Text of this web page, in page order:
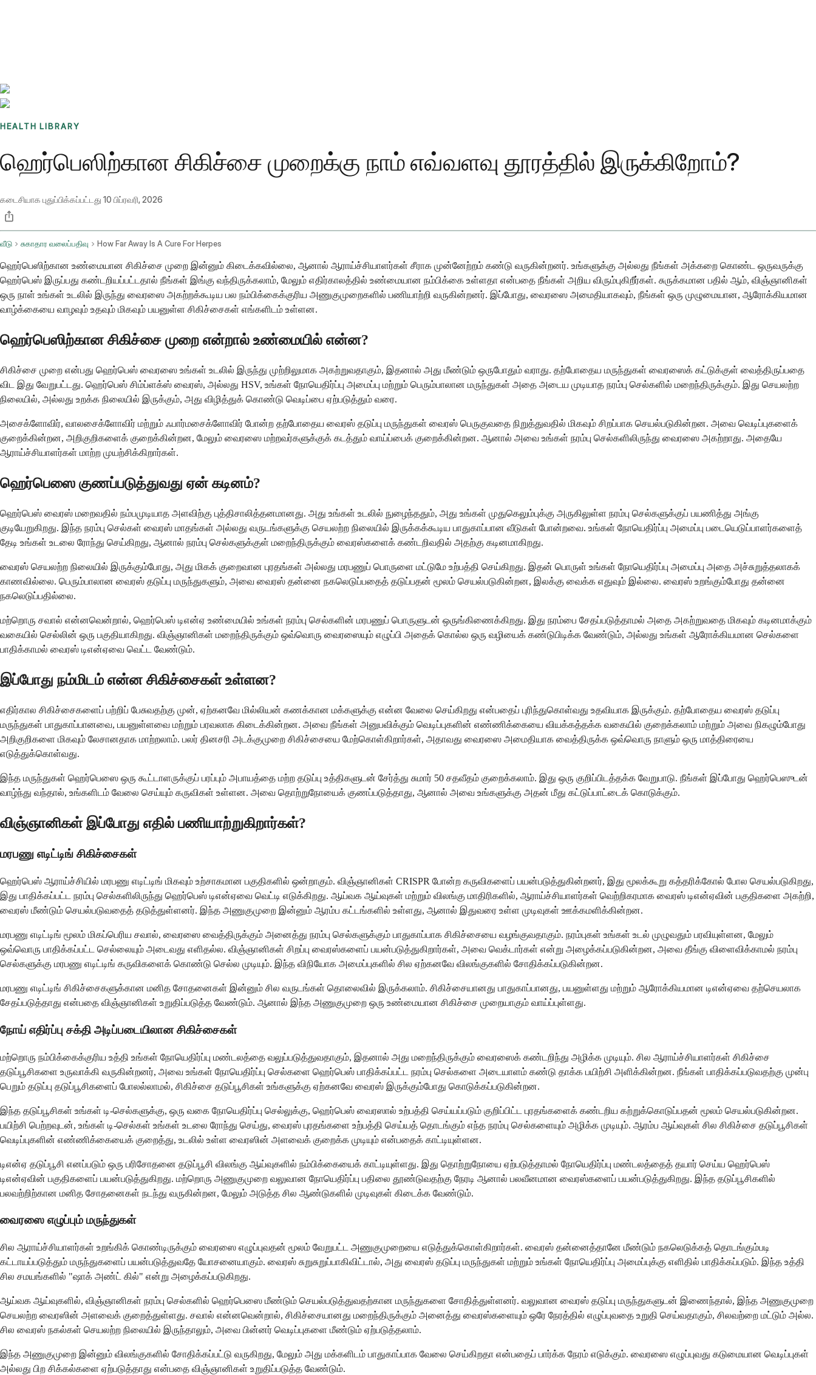
HEALTH LIBRARY
ஹெர்பெஸிற்கான சிகிச்சை முறைக்கு நாம் எவ்வளவு தூரத்தில் இருக்கிறோம்?
கடைசியாக புதுப்பிக்கப்பட்டது 10 பிப்ரவரி, 2026
வீடு சுகாதார வலைப்பதிவு How Far Away Is A Cure For Herpes
ஹெர்பெஸிற்கான உண்மையான சிகிச்சை முறை இன்னும் கிடைக்கவில்லை, ஆனால் ஆராய்ச்சியாளர்கள் சீராக முன்னேற்றம் கண்டு வருகின்றனர். உங்களுக்கு அல்லது நீங்கள் அக்கறை கொண்ட ஒருவருக்கு
ஹெர்பெஸ் இருப்பது கண்டறியப்பட்டதால் நீங்கள் இங்கு வந்திருக்கலாம், மேலும் எதிர்காலத்தில் உண்மையான நம்பிக்கை உள்ளதா என்பதை நீங்கள் அறிய விரும்புகிறீர்கள். சுருக்கமான பதில் ஆம், விஞ்ஞானிகள்
ஒரு நாள் உங்கள் உடலில் இருந்து வைரஸை அகற்றக்கூடிய பல நம்பிக்கைக்குரிய அணுகுமுறைகளில் பணியாற்றி வருகின்றனர். இப்போது, ​​வைரஸை அமைதியாகவும், நீங்கள் ஒரு முழுமையான, ஆரோக்கியமான
வாழ்க்கையை வாழவும் உதவும் மிகவும் பயனுள்ள சிகிச்சைகள் எங்களிடம் உள்ளன.
ஹெர்பெஸிற்கான சிகிச்சை முறை என்றால் உண்மையில் என்ன?
சிகிச்சை முறை என்பது ஹெர்பெஸ் வைரஸை உங்கள் உடலில் இருந்து முற்றிலுமாக அகற்றுவதாகும், இதனால் அது மீண்டும் ஒருபோதும் வராது. தற்போதைய மருந்துகள் வைரஸைக் கட்டுக்குள் வைத்திருப்பதை
விட இது வேறுபட்டது. ஹெர்பெஸ் சிம்ப்ளக்ஸ் வைரஸ், அல்லது HSV, உங்கள் நோயெதிர்ப்பு அமைப்பு மற்றும் பெரும்பாலான மருந்துகள் அதை அடைய முடியாத நரம்பு செல்களில் மறைந்திருக்கும். இது செயலற்ற
நிலையில், அல்லது உறக்க நிலையில் இருக்கும், அது விழித்துக் கொண்டு வெடிப்பை ஏற்படுத்தும் வரை.
அசைக்ளோவிர், வாலசைக்ளோவிர் மற்றும் ஃபார்மசைக்ளோவிர் போன்ற தற்போதைய வைரஸ் தடுப்பு மருந்துகள் வைரஸ் பெருகுவதை நிறுத்துவதில் மிகவும் சிறப்பாக செயல்படுகின்றன. அவை வெடிப்புகளைக்
குறைக்கின்றன, அறிகுறிகளைக் குறைக்கின்றன, மேலும் வைரஸை மற்றவர்களுக்குக் கடத்தும் வாய்ப்பைக் குறைக்கின்றன. ஆனால் அவை உங்கள் நரம்பு செல்களிலிருந்து வைரஸை அகற்றாது. அதையே
ஆராய்ச்சியாளர்கள் மாற்ற முயற்சிக்கிறார்கள்.
ஹெர்பெஸை குணப்படுத்துவது ஏன் கடினம்?
ஹெர்பெஸ் வைரஸ் மறைவதில் நம்பமுடியாத அளவிற்கு புத்திசாலித்தனமானது. அது உங்கள் உடலில் நுழைந்ததும், அது உங்கள் முதுகெலும்புக்கு அருகிலுள்ள நரம்பு செல்களுக்குப் பயணித்து அங்கு
குடியேறுகிறது. இந்த நரம்பு செல்கள் வைரஸ் மாதங்கள் அல்லது வருடங்களுக்கு செயலற்ற நிலையில் இருக்கக்கூடிய பாதுகாப்பான வீடுகள் போன்றவை. உங்கள் நோயெதிர்ப்பு அமைப்பு படையெடுப்பாளர்களைத்
தேடி உங்கள் உடலை ரோந்து செய்கிறது, ஆனால் நரம்பு செல்களுக்குள் மறைந்திருக்கும் வைரஸ்களைக் கண்டறிவதில் அதற்கு கடினமாகிறது.
வைரஸ் செயலற்ற நிலையில் இருக்கும்போது, ​​அது மிகக் குறைவான புரதங்கள் அல்லது மரபணுப் பொருளை மட்டுமே உற்பத்தி செய்கிறது. இதன் பொருள் உங்கள் நோயெதிர்ப்பு அமைப்பு அதை அச்சுறுத்தலாகக்
காணவில்லை. பெரும்பாலான வைரஸ் தடுப்பு மருந்துகளும், அவை வைரஸ் தன்னை நகலெடுப்பதைத் தடுப்பதன் மூலம் செயல்படுகின்றன, இலக்கு வைக்க எதுவும் இல்லை. வைரஸ் உறங்கும்போது தன்னை
நகலெடுப்பதில்லை.
மற்றொரு சவால் என்னவென்றால், ஹெர்பெஸ் டிஎன்ஏ உண்மையில் உங்கள் நரம்பு செல்களின் மரபணுப் பொருளுடன் ஒருங்கிணைக்கிறது. இது நரம்பை சேதப்படுத்தாமல் அதை அகற்றுவதை மிகவும் கடினமாக்கும்
வகையில் செல்லின் ஒரு பகுதியாகிறது. விஞ்ஞானிகள் மறைந்திருக்கும் ஒவ்வொரு வைரஸையும் எழுப்பி அதைக் கொல்ல ஒரு வழியைக் கண்டுபிடிக்க வேண்டும், அல்லது உங்கள் ஆரோக்கியமான செல்களை
பாதிக்காமல் வைரஸ் டிஎன்ஏவை வெட்ட வேண்டும்.
இப்போது நம்மிடம் என்ன சிகிச்சைகள் உள்ளன?
எதிர்கால சிகிச்சைகளைப் பற்றிப் பேசுவதற்கு முன், ஏற்கனவே மில்லியன் கணக்கான மக்களுக்கு என்ன வேலை செய்கிறது என்பதைப் புரிந்துகொள்வது உதவியாக இருக்கும். தற்போதைய வைரஸ் தடுப்பு
மருந்துகள் பாதுகாப்பானவை, பயனுள்ளவை மற்றும் பரவலாக கிடைக்கின்றன. அவை நீங்கள் அனுபவிக்கும் வெடிப்புகளின் எண்ணிக்கையை வியக்கத்தக்க வகையில் குறைக்கலாம் மற்றும் அவை நிகழும்போது
அறிகுறிகளை மிகவும் லேசானதாக மாற்றலாம். பலர் தினசரி அடக்குமுறை சிகிச்சையை மேற்கொள்கிறார்கள், அதாவது வைரஸை அமைதியாக வைத்திருக்க ஒவ்வொரு நாளும் ஒரு மாத்திரையை
எடுத்துக்கொள்வது.
இந்த மருந்துகள் ஹெர்பெஸை ஒரு கூட்டாளருக்குப் பரப்பும் அபாயத்தை மற்ற தடுப்பு உத்திகளுடன் சேர்த்து சுமார் 50 சதவீதம் குறைக்கலாம். இது ஒரு குறிப்பிடத்தக்க வேறுபாடு. நீங்கள் இப்போது ஹெர்பெஸுடன்
வாழ்ந்து வந்தால், உங்களிடம் வேலை செய்யும் கருவிகள் உள்ளன. அவை தொற்றுநோயைக் குணப்படுத்தாது, ஆனால் அவை உங்களுக்கு அதன் மீது கட்டுப்பாட்டைக் கொடுக்கும்.
விஞ்ஞானிகள் இப்போது எதில் பணியாற்றுகிறார்கள்?
மரபணு எடிட்டிங் சிகிச்சைகள்
ஹெர்பெஸ் ஆராய்ச்சியில் மரபணு எடிட்டிங் மிகவும் உற்சாகமான பகுதிகளில் ஒன்றாகும். விஞ்ஞானிகள் CRISPR போன்ற கருவிகளைப் பயன்படுத்துகின்றனர், இது மூலக்கூறு கத்தரிக்கோல் போல செயல்படுகிறது,
இது பாதிக்கப்பட்ட நரம்பு செல்களிலிருந்து ஹெர்பெஸ் டிஎன்ஏவை வெட்டி எடுக்கிறது. ஆய்வக ஆய்வுகள் மற்றும் விலங்கு மாதிரிகளில், ஆராய்ச்சியாளர்கள் வெற்றிகரமாக வைரஸ் டிஎன்ஏவின் பகுதிகளை அகற்றி,
வைரஸ் மீண்டும் செயல்படுவதைத் தடுத்துள்ளனர். இந்த அணுகுமுறை இன்னும் ஆரம்ப கட்டங்களில் உள்ளது, ஆனால் இதுவரை உள்ள முடிவுகள் ஊக்கமளிக்கின்றன.
மரபணு எடிட்டிங் மூலம் மிகப்பெரிய சவால், வைரஸை வைத்திருக்கும் அனைத்து நரம்பு செல்களுக்கும் பாதுகாப்பாக சிகிச்சையை வழங்குவதாகும். நரம்புகள் உங்கள் உடல் முழுவதும் பரவியுள்ளன, மேலும்
ஒவ்வொரு பாதிக்கப்பட்ட செல்லையும் அடைவது எளிதல்ல. விஞ்ஞானிகள் சிறப்பு வைரஸ்களைப் பயன்படுத்துகிறார்கள், அவை வெக்டார்கள் என்று அழைக்கப்படுகின்றன, அவை தீங்கு விளைவிக்காமல் நரம்பு
செல்களுக்கு மரபணு எடிட்டிங் கருவிகளைக் கொண்டு செல்ல முடியும். இந்த விநியோக அமைப்புகளில் சில ஏற்கனவே விலங்குகளில் சோதிக்கப்படுகின்றன.
மரபணு எடிட்டிங் சிகிச்சைகளுக்கான மனித சோதனைகள் இன்னும் சில வருடங்கள் தொலைவில் இருக்கலாம். சிகிச்சையானது பாதுகாப்பானது, பயனுள்ளது மற்றும் ஆரோக்கியமான டிஎன்ஏவை தற்செயலாக
சேதப்படுத்தாது என்பதை விஞ்ஞானிகள் உறுதிப்படுத்த வேண்டும். ஆனால் இந்த அணுகுமுறை ஒரு உண்மையான சிகிச்சை முறையாகும் வாய்ப்புள்ளது.
நோய் எதிர்ப்பு சக்தி அடிப்படையிலான சிகிச்சைகள்
மற்றொரு நம்பிக்கைக்குரிய உத்தி உங்கள் நோயெதிர்ப்பு மண்டலத்தை வலுப்படுத்துவதாகும், இதனால் அது மறைந்திருக்கும் வைரஸைக் கண்டறிந்து அழிக்க முடியும். சில ஆராய்ச்சியாளர்கள் சிகிச்சை
தடுப்பூசிகளை உருவாக்கி வருகின்றனர், அவை உங்கள் நோயெதிர்ப்பு செல்களை ஹெர்பெஸ் பாதிக்கப்பட்ட நரம்பு செல்களை அடையாளம் கண்டு தாக்க பயிற்சி அளிக்கின்றன. நீங்கள் பாதிக்கப்படுவதற்கு முன்பு
பெறும் தடுப்பு தடுப்பூசிகளைப் போலல்லாமல், சிகிச்சை தடுப்பூசிகள் உங்களுக்கு ஏற்கனவே வைரஸ் இருக்கும்போது கொடுக்கப்படுகின்றன.
இந்த தடுப்பூசிகள் உங்கள் டி-செல்களுக்கு, ஒரு வகை நோயெதிர்ப்பு செல்லுக்கு, ஹெர்பெஸ் வைரஸால் உற்பத்தி செய்யப்படும் குறிப்பிட்ட புரதங்களைக் கண்டறிய கற்றுக்கொடுப்பதன் மூலம் செயல்படுகின்றன.
பயிற்சி பெற்றவுடன், உங்கள் டி-செல்கள் உங்கள் உடலை ரோந்து செய்து, வைரஸ் புரதங்களை உற்பத்தி செய்யத் தொடங்கும் எந்த நரம்பு செல்களையும் அழிக்க முடியும். ஆரம்ப ஆய்வுகள் சில சிகிச்சை தடுப்பூசிகள்
வெடிப்புகளின் எண்ணிக்கையைக் குறைத்து, உடலில் உள்ள வைரஸின் அளவைக் குறைக்க முடியும் என்பதைக் காட்டியுள்ளன.
டிஎன்ஏ தடுப்பூசி எனப்படும் ஒரு பரிசோதனை தடுப்பூசி விலங்கு ஆய்வுகளில் நம்பிக்கையைக் காட்டியுள்ளது. இது தொற்றுநோயை ஏற்படுத்தாமல் நோயெதிர்ப்பு மண்டலத்தைத் தயார் செய்ய ஹெர்பெஸ்
டிஎன்ஏவின் பகுதிகளைப் பயன்படுத்துகிறது. மற்றொரு அணுகுமுறை வலுவான நோயெதிர்ப்பு பதிலை தூண்டுவதற்கு நேரடி ஆனால் பலவீனமான வைரஸ்களைப் பயன்படுத்துகிறது. இந்த தடுப்பூசிகளில்
பலவற்றிற்கான மனித சோதனைகள் நடந்து வருகின்றன, மேலும் அடுத்த சில ஆண்டுகளில் முடிவுகள் கிடைக்க வேண்டும்.
வைரஸை எழுப்பும் மருந்துகள்
சில ஆராய்ச்சியாளர்கள் உறங்கிக் கொண்டிருக்கும் வைரஸை எழுப்புவதன் மூலம் வேறுபட்ட அணுகுமுறையை எடுத்துக்கொள்கிறார்கள். வைரஸ் தன்னைத்தானே மீண்டும் நகலெடுக்கத் தொடங்கும்படி
கட்டாயப்படுத்தும் மருந்துகளைப் பயன்படுத்துவதே யோசனையாகும். வைரஸ் சுறுசுறுப்பாகிவிட்டால், அது வைரஸ் தடுப்பு மருந்துகள் மற்றும் உங்கள் நோயெதிர்ப்பு அமைப்புக்கு எளிதில் பாதிக்கப்படும். இந்த உத்தி
சில சமயங்களில் "ஷாக் அண்ட் கில்" என்று அழைக்கப்படுகிறது.
ஆய்வக ஆய்வுகளில், விஞ்ஞானிகள் நரம்பு செல்களில் ஹெர்பெஸை மீண்டும் செயல்படுத்துவதற்கான மருந்துகளை சோதித்துள்ளனர். வலுவான வைரஸ் தடுப்பு மருந்துகளுடன் இணைந்தால், இந்த அணுகுமுறை
செயலற்ற வைரஸின் அளவைக் குறைத்துள்ளது. சவால் என்னவென்றால், சிகிச்சையானது மறைந்திருக்கும் அனைத்து வைரஸ்களையும் ஒரே நேரத்தில் எழுப்புவதை உறுதி செய்வதாகும், சிலவற்றை மட்டும் அல்ல.
சில வைரஸ் நகல்கள் செயலற்ற நிலையில் இருந்தாலும், அவை பின்னர் வெடிப்புகளை மீண்டும் ஏற்படுத்தலாம்.
இந்த அணுகுமுறை இன்னும் விலங்குகளில் சோதிக்கப்பட்டு வருகிறது, மேலும் அது மக்களிடம் பாதுகாப்பாக வேலை செய்கிறதா என்பதைப் பார்க்க நேரம் எடுக்கும். வைரஸை எழுப்புவது கடுமையான வெடிப்புகள்
அல்லது பிற சிக்கல்களை ஏற்படுத்தாது என்பதை விஞ்ஞானிகள் உறுதிப்படுத்த வேண்டும்.